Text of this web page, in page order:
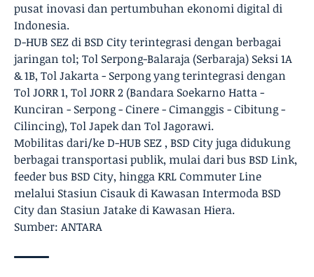
pusat inovasi dan pertumbuhan ekonomi digital di
Indonesia.
D-HUB SEZ di BSD City terintegrasi dengan berbagai
jaringan tol; Tol Serpong-Balaraja (Serbaraja) Seksi 1A
& 1B, Tol Jakarta - Serpong yang terintegrasi dengan
Tol JORR 1, Tol JORR 2 (Bandara Soekarno Hatta -
Kunciran - Serpong - Cinere - Cimanggis - Cibitung -
Cilincing), Tol Japek dan Tol Jagorawi.
Mobilitas dari/ke D-HUB SEZ , BSD City juga didukung
berbagai transportasi publik, mulai dari bus BSD Link,
feeder bus BSD City, hingga KRL Commuter Line
melalui Stasiun Cisauk di Kawasan Intermoda BSD
City dan Stasiun Jatake di Kawasan Hiera.
Sumber: ANTARA